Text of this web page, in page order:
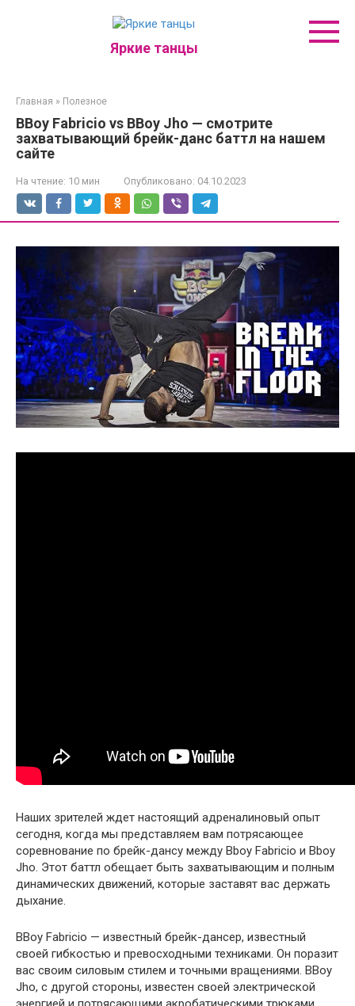
Яркие танцы
Главная » Полезное
BBoy Fabricio vs BBoy Jho — смотрите
захватывающий брейк-данс баттл на нашем
сайте
На чтение: 10 мин Опубликовано: 04.10.2023
Наших зрителей ждет настоящий адреналиновый опыт
сегодня, когда мы представляем вам потрясающее
соревнование по брейк-дансу между Bboy Fabricio и Bboy
Jho. Этот баттл обещает быть захватывающим и полным
динамических движений, которые заставят вас держать
дыхание.
BBoy Fabricio — известный брейк-дансер, известный
своей гибкостью и превосходными техниками. Он поразит
вас своим силовым стилем и точными вращениями. BBoy
Jho, с другой стороны, известен своей электрической